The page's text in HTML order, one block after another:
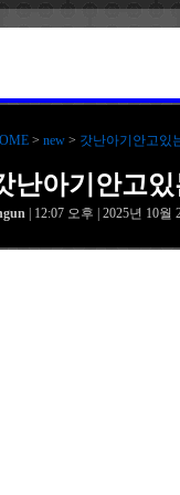
> new > 갓난아기안고있
난아기안고
| 12:07 오후 | 2025년 10월